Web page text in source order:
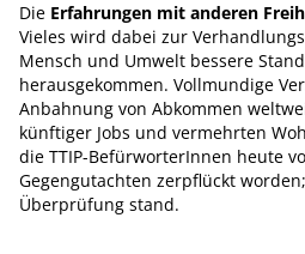
Die Erfahrungen mit anderen
Vieles wird dabei zur
Mensch und Umwelt bessere
herausgekommen. Vollmundige
Anbahnung von Abkommen
künftiger Jobs und vermehrten
die TTIP-BefürworterInnen heute
Gegengutachten zerpflückt
Überprüfung stand.